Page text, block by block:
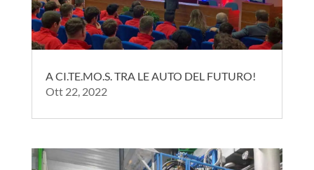
A CI.TE.MO.S. TRA LE AUTO DEL FUTURO!
Ott 22, 2022